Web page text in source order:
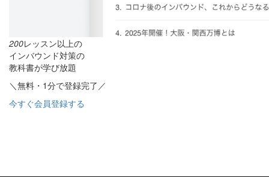
200レッスン以上の
インバウンド対策の
教科書が学び放題
＼無料・1分で登録完了／
今すぐ会員登録する